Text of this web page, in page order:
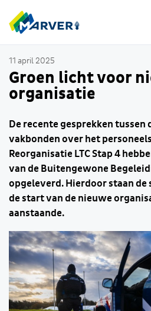
11 april 2025
Groen licht voor
organisatie
De recente gesprekken tussen
vakbonden over het
Reorganisatie LTC Stap 4
van de Buitengewone
opgeleverd. Hierdoor staan de
de start van de nieuwe
aanstaande.